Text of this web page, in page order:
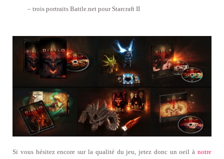
– trois portraits Battle.net pour Starcraft II
Si vous hésitez encore sur la qualité du jeu, jetez donc un oeil à notre